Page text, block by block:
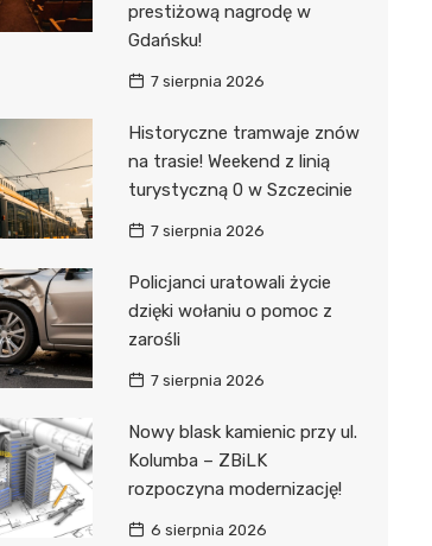
prestiżową nagrodę w
Gdańsku!
7 sierpnia 2026
Historyczne tramwaje znów
na trasie! Weekend z linią
turystyczną 0 w Szczecinie
7 sierpnia 2026
Policjanci uratowali życie
dzięki wołaniu o pomoc z
zarośli
7 sierpnia 2026
Nowy blask kamienic przy ul.
Kolumba – ZBiLK
rozpoczyna modernizację!
6 sierpnia 2026